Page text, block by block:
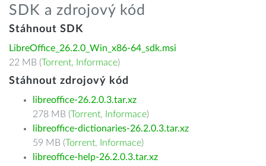
SDK a zdrojový kód
Stáhnout SDK
LibreOffice_26.2.0_Win_x86-64_sdk.msi
22 MB (Torrent, Informace)
Stáhnout zdrojový kód
libreoffice-26.2.0.3.tar.xz
278 MB (Torrent, Informace)
libreoffice-dictionaries-26.2.0.3.tar.xz
59 MB (Torrent, Informace)
libreoffice-help-26.2.0.3.tar.xz